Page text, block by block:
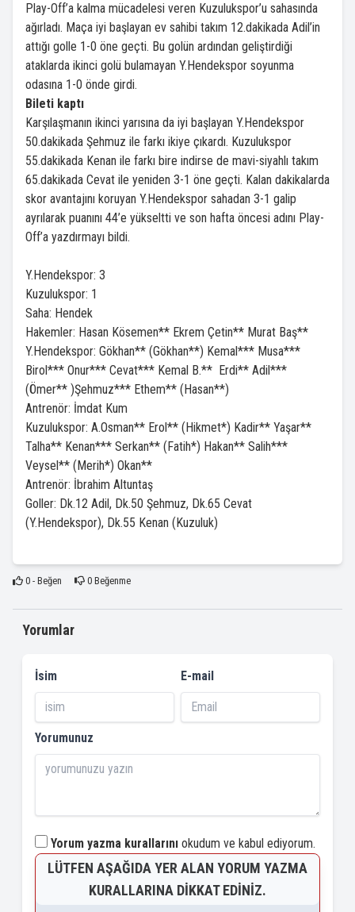
Play-Off’a kalma mücadelesi veren Kuzulukspor’u sahasında
ağırladı. Maça iyi başlayan ev sahibi takım 12.dakikada Adil’in
attığı golle 1-0 öne geçti. Bu golün ardından geliştirdiği
ataklarda ikinci golü bulamayan Y.Hendekspor soyunma
odasına 1-0 önde girdi.
Bileti kaptı
Karşılaşmanın ikinci yarısına da iyi başlayan Y.Hendekspor
50.dakikada Şehmuz ile farkı ikiye çıkardı. Kuzulukspor
55.dakikada Kenan ile farkı bire indirse de mavi-siyahlı takım
65.dakikada Cevat ile yeniden 3-1 öne geçti. Kalan dakikalarda
skor avantajını koruyan Y.Hendekspor sahadan 3-1 galip
ayrılarak puanını 44’e yükseltti ve son hafta öncesi adını Play-
Off’a yazdırmayı bildi.
Y.Hendekspor: 3
Kuzulukspor: 1
Saha: Hendek
Hakemler: Hasan Kösemen** Ekrem Çetin** Murat Baş**
Y.Hendekspor: Gökhan** (Gökhan**) Kemal*** Musa***
Birol*** Onur*** Cevat*** Kemal B.** Erdi** Adil***
(Ömer** )Şehmuz*** Ethem** (Hasan**)
Antrenör: İmdat Kum
Kuzulukspor: A.Osman** Erol** (Hikmet*) Kadir** Yaşar**
Talha** Kenan*** Serkan** (Fatih*) Hakan** Salih***
Veysel** (Merih*) Okan**
Antrenör: İbrahim Altuntaş
Goller: Dk.12 Adil, Dk.50 Şehmuz, Dk.65 Cevat
(Y.Hendekspor), Dk.55 Kenan (Kuzuluk)
0- Beğen 0Beğenme
Yorumlar
İsim E-mail
Yorumunuz
Yorum yazma kurallarını okudum ve kabul ediyorum.
LÜTFEN AŞAĞIDA YER ALAN YORUM YAZMA
KURALLARINA DIKKAT EDINIZ.